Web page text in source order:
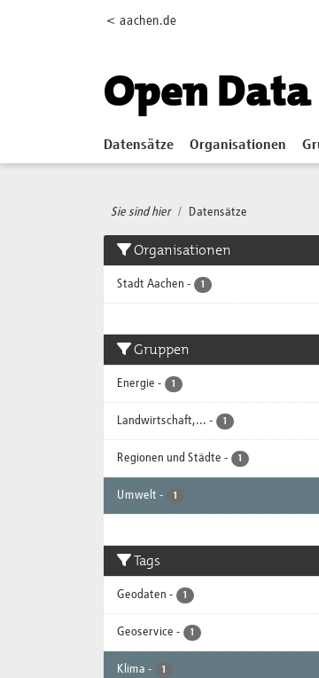
< aachen.de
Open
Datensätze Organisationen
Sie sind hier Datensätze
Organisationen
Stadt Aachen - 1
Gruppen
Energie - 1
Landwirtschaft,... - 1
Regionen und Städte - 1
Umwelt - 1
Tags
Geodaten - 1
Geoservice - 1
Klima - 1